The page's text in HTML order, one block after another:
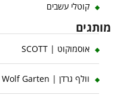
קוטלי עשבים
מותגים
אוסמוקוט | SCOTT
וולף גרדן | Wolf Garten